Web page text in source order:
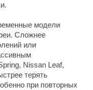
модели
Сложнее
или
Nissan Leaf,
терять
при повторных